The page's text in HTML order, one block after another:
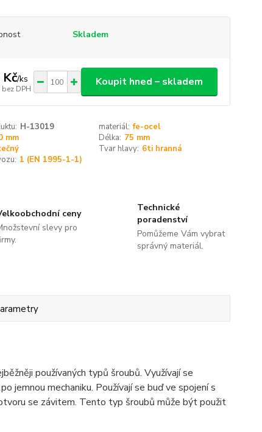
Skladem
/ks
bez DPH
Koupit hned – skladem
H-13019 materiál: fe-ocel
mm Délka: 75 mm
Tvar hlavy: 6ti hranná
1 (EN 1995-1-1)
ceny
slevy pro
Technické
poradenství
Pomůžeme Vám vybrat
správný materiál.
používaných typů šroubů. Využívají se
jemnou mechaniku. Používají se buď ve spojení s
se závitem. Tento typ šroubů může být použit